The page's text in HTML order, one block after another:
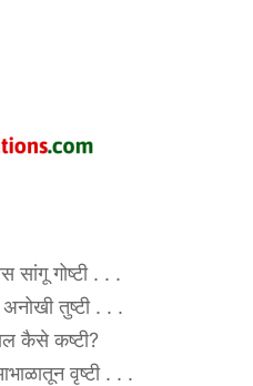
सांगू गोष्टी . . .
तुष्टी . . .
कैसे कष्टी?
वृष्टी . . .